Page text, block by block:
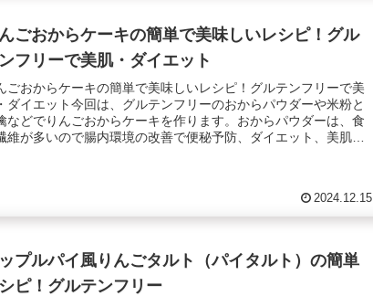
ごおからケーキの簡単で美味しいレシピ！グル
フリーで美肌・ダイエット
ごおからケーキの簡単で美味しいレシピ！グルテンフリーで美
ダイエット今回は、グルテンフリーのおからパウダーや米粉と
などでりんごおからケーキを作ります。おからパウダーは、食
維が多いので腸内環境の改善で便秘予防、ダイエット、美肌
2024.12.15
プルパイ風りんごタルト（パイタルト）の簡単
ピ！グルテンフリー